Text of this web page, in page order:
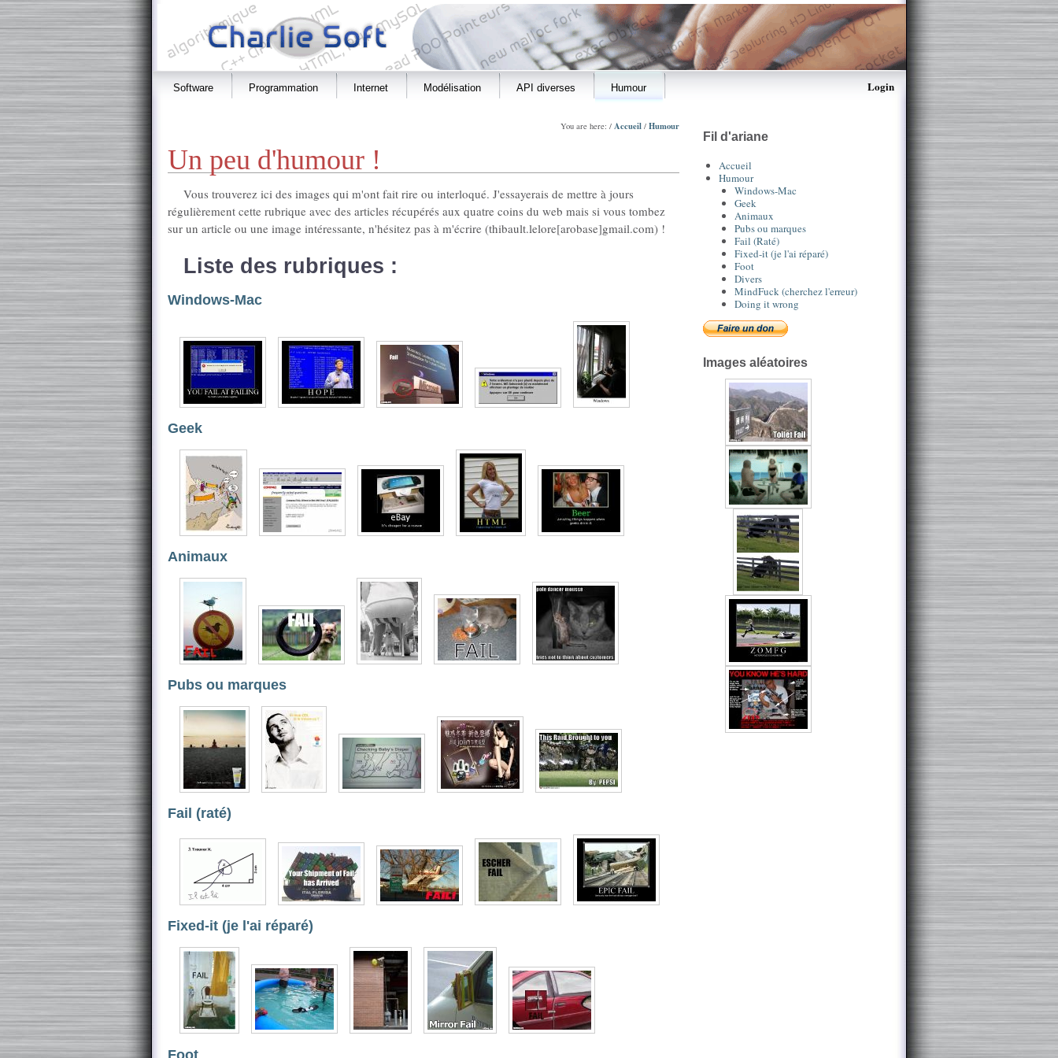
Software Programmation Internet Modélisation API diverses Humour Login
You are here: / Accueil / Humour
Un peu d'humour !
Vous trouverez ici des images qui m'ont fait rire ou interloqué. J'essayerais de mettre à jours
régulièrement cette rubrique avec des articles récupérés aux quatre coins du web mais si vous tombez
sur un article ou une image intéressante, n'hésitez pas à m'écrire (thibault.lelore[arobase]gmail.com) !
Liste des rubriques :
Windows-Mac
Geek
Animaux
Pubs ou marques
Fail (raté)
Fixed-it (je l'ai réparé)
Foot
Fil d'ariane
Accueil
Humour
Windows-Mac
Geek
Animaux
Pubs ou marques
Fail (Raté)
Fixed-it (je l'ai réparé)
Foot
Divers
MindFuck (cherchez l'erreur)
Doing it wrong
Images aléatoires